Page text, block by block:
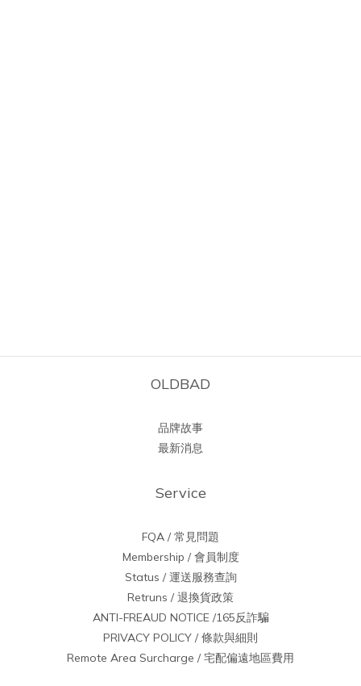
OLDBAD
品牌故事
最新消息
Service
FQA / 常見問題
Membership / 會員制度
Status / 運送服務查詢
Retruns / 退換貨政策
ANTI-FREAUD NOTICE /165反詐騙
PRIVACY POLICY / 條款與細則
Remote Area Surcharge / 宅配偏遠地區費用